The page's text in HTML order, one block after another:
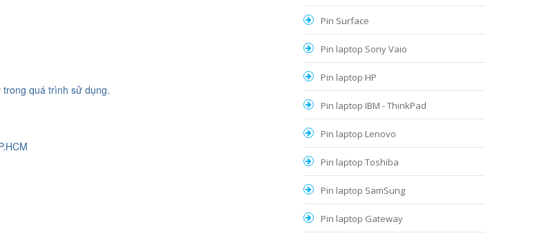
quá trình sử dụng.
Pin Surface
Pin laptop Sony Vaio
Pin laptop HP
Pin laptop IBM - ThinkPad
Pin laptop Lenovo
Pin laptop Toshiba
Pin laptop SamSung
Pin laptop Gateway